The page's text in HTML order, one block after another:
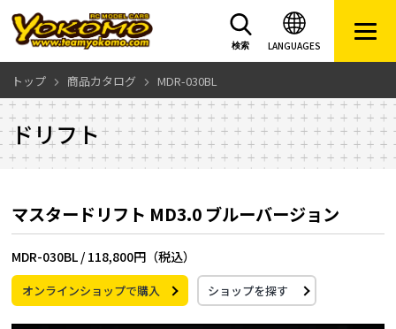
LANGUAGES
検索
トップ 商品カタログ MDR-030BL
ドリフト
マスタードリフト MD3.0 ブルーバージョン
MDR-030BL / 118,800円（税込）
オンラインショップで購入 ショップを探す